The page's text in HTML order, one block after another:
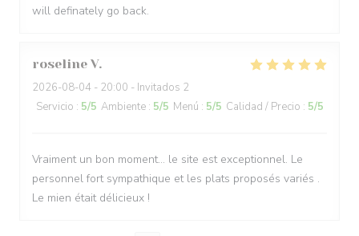
will definately go back.
roseline V
2026-08-04 - 20:00 - Invitados 2
Servicio : 5/5 Ambiente : 5/5 Menú : 5/5 Calidad / Precio : 5/5
Vraiment un bon moment… le site est exceptionnel. Le
personnel fort sympathique et les plats proposés variés .
Le mien était délicieux !